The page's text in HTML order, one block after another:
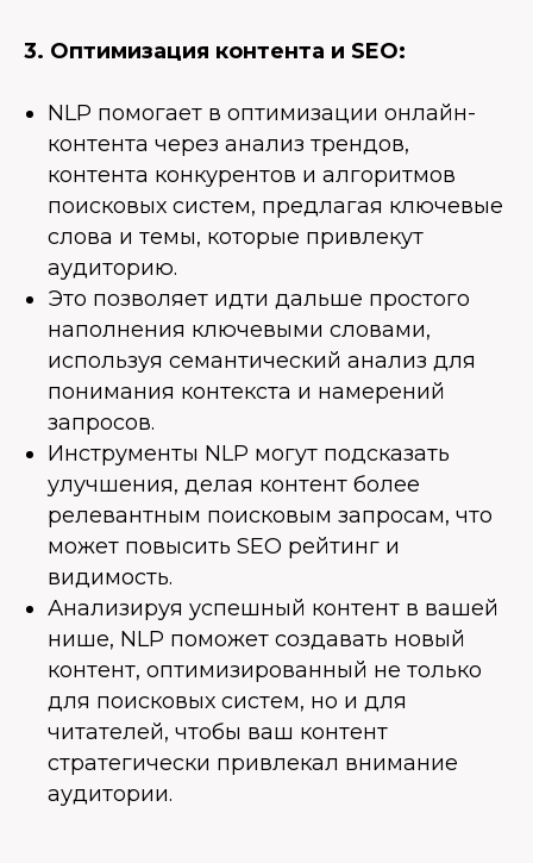
3. Оптимизация контента и SEO:
NLP помогает в оптимизации онлайн-
контента через анализ трендов,
контента конкурентов и алгоритмов
поисковых систем, предлагая ключевые
слова и темы, которые привлекут
аудиторию.
Это позволяет идти дальше простого
наполнения ключевыми словами,
используя семантический анализ для
понимания контекста и намерений
запросов.
Инструменты NLP могут подсказать
улучшения, делая контент более
релевантным поисковым запросам, что
может повысить SEO рейтинг и
видимость.
Анализируя успешный контент в вашей
нише, NLP поможет создавать новый
контент, оптимизированный не только
для поисковых систем, но и для
читателей, чтобы ваш контент
стратегически привлекал внимание
аудитории.